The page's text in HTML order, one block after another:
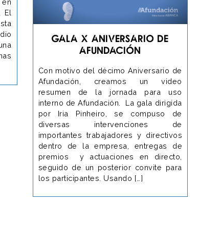
El
Gala X Aniversario de
Afundación
Con motivo del décimo Aniversario de
Afundación, creamos un video
resumen de la jornada para uso
interno de Afundación. La gala dirigida
por Iria Pinheiro, se compuso de
diversas intervenciones de
importantes trabajadores y directivos
dentro de la empresa, entregas de
premios y actuaciones en directo,
seguido de un posterior convite para
los participantes. Usando […]